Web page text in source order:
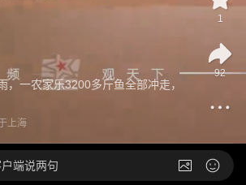
，一农家乐3200多斤鱼全部冲走，
上海
1
92
端说两句